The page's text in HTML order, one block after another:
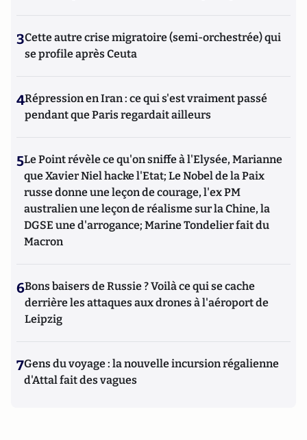
3Cette autre crise migratoire (semi-orchestrée) qui
se profile après Ceuta
4Répression en Iran : ce qui s'est vraiment passé
pendant que Paris regardait ailleurs
5Le Point révèle ce qu'on sniffe à l'Elysée, Marianne
que Xavier Niel hacke l'Etat; Le Nobel de la Paix
russe donne une leçon de courage, l'ex PM
australien une leçon de réalisme sur la Chine, la
DGSE une d'arrogance; Marine Tondelier fait du
Macron
6Bons baisers de Russie ? Voilà ce qui se cache
derrière les attaques aux drones à l'aéroport de
Leipzig
7Gens du voyage : la nouvelle incursion régalienne
d'Attal fait des vagues